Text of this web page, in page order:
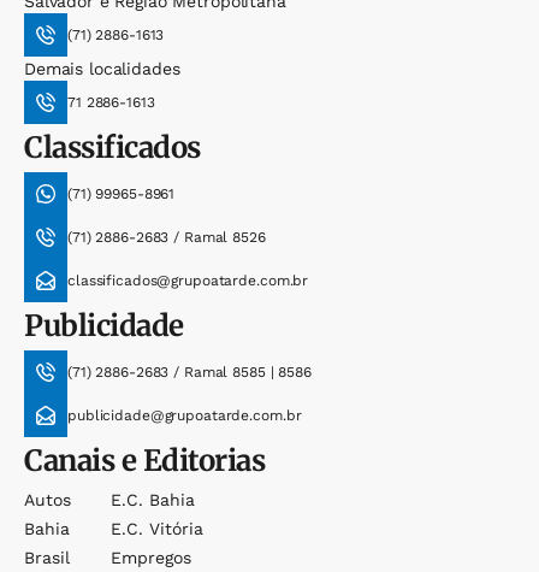
(71) 2886-1613
Demais localidades
71 2886-1613
Classificados
(71) 99965-8961
(71) 2886-2683 / Ramal 8526
classificados@grupoatarde.com.br
Publicidade
(71) 2886-2683 / Ramal 8585 | 8586
publicidade@grupoatarde.com.br
Canais e Editorias
Autos
Bahia
Brasil
E.c. Bahia
E.c. Vitória
Empregos